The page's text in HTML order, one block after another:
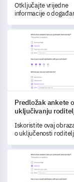
Otključajte vrijedne
informacije o
sveobuhvatan
povratne informacije.
Predložak
Predložak ankete o
uključivanju
Iskoristite ovaj
o uključenosti
doprinos roditelja u
njihovog djeteta.
Predložak